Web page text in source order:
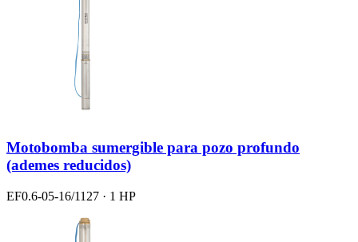
Motobomba sumergible para pozo profundo
(ademes reducidos)
EF0.6-05-16/1127 · 1 HP